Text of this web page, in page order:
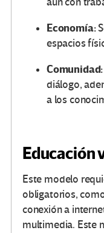
Economía:
espacios
diálogo,
a los
Educación
Este modelo
obligatorios,
conexión a
multimedia. Este